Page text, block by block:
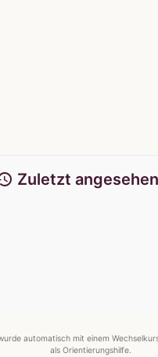
Zuletzt
automatisch mit einem
als Orientierungshilfe.